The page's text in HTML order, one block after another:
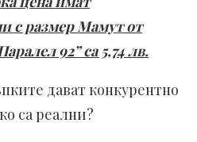
с размер Мамут от
92” са 5,74 лв.
дават конкурентно
са реални?